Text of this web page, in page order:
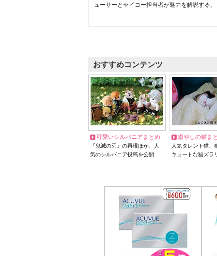
ューサーとセイコー担当者が魅力を解説する。
おすすめコンテンツ
可愛いシルバニアまとめ
『鬼滅の刃』の再現ほか、人
気のシルバニア投稿を公開
癒やしの猫ま
人気タレント猫
キュートな猫ズラ